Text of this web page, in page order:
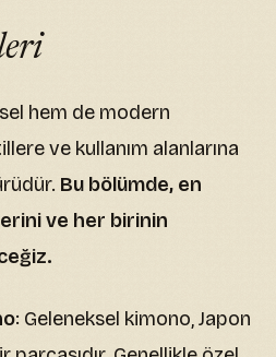
hem de modern
ve kullanım alanlarına
Bu bölümde, en
ve her birinin
: Geleneksel kimono, Japon